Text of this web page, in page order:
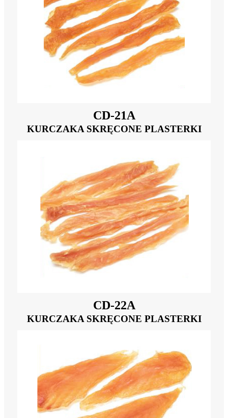
CD-21A
KURCZAKA SKRĘCONE PLASTERKI
CD-22A
KURCZAKA SKRĘCONE PLASTERKI